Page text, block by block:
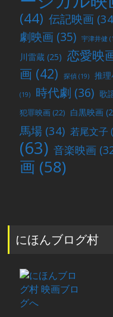
(44) 伝記映画
劇映画 (35) 宇津井健
川雷蔵 (25) 恋愛映
画 (42) 探偵 (19) 推理
(19) 時代劇 (36) 歌
犯罪映画 (22) 白黒映画
馬場 (34) 若尾文子
(63) 音楽映画
画 (58)
にほんブログ村